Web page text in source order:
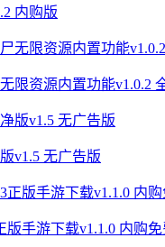
内购版
限资源内置功能v1.0.2
v1.5 无广告版
版手游下载v1.1.0 内购免